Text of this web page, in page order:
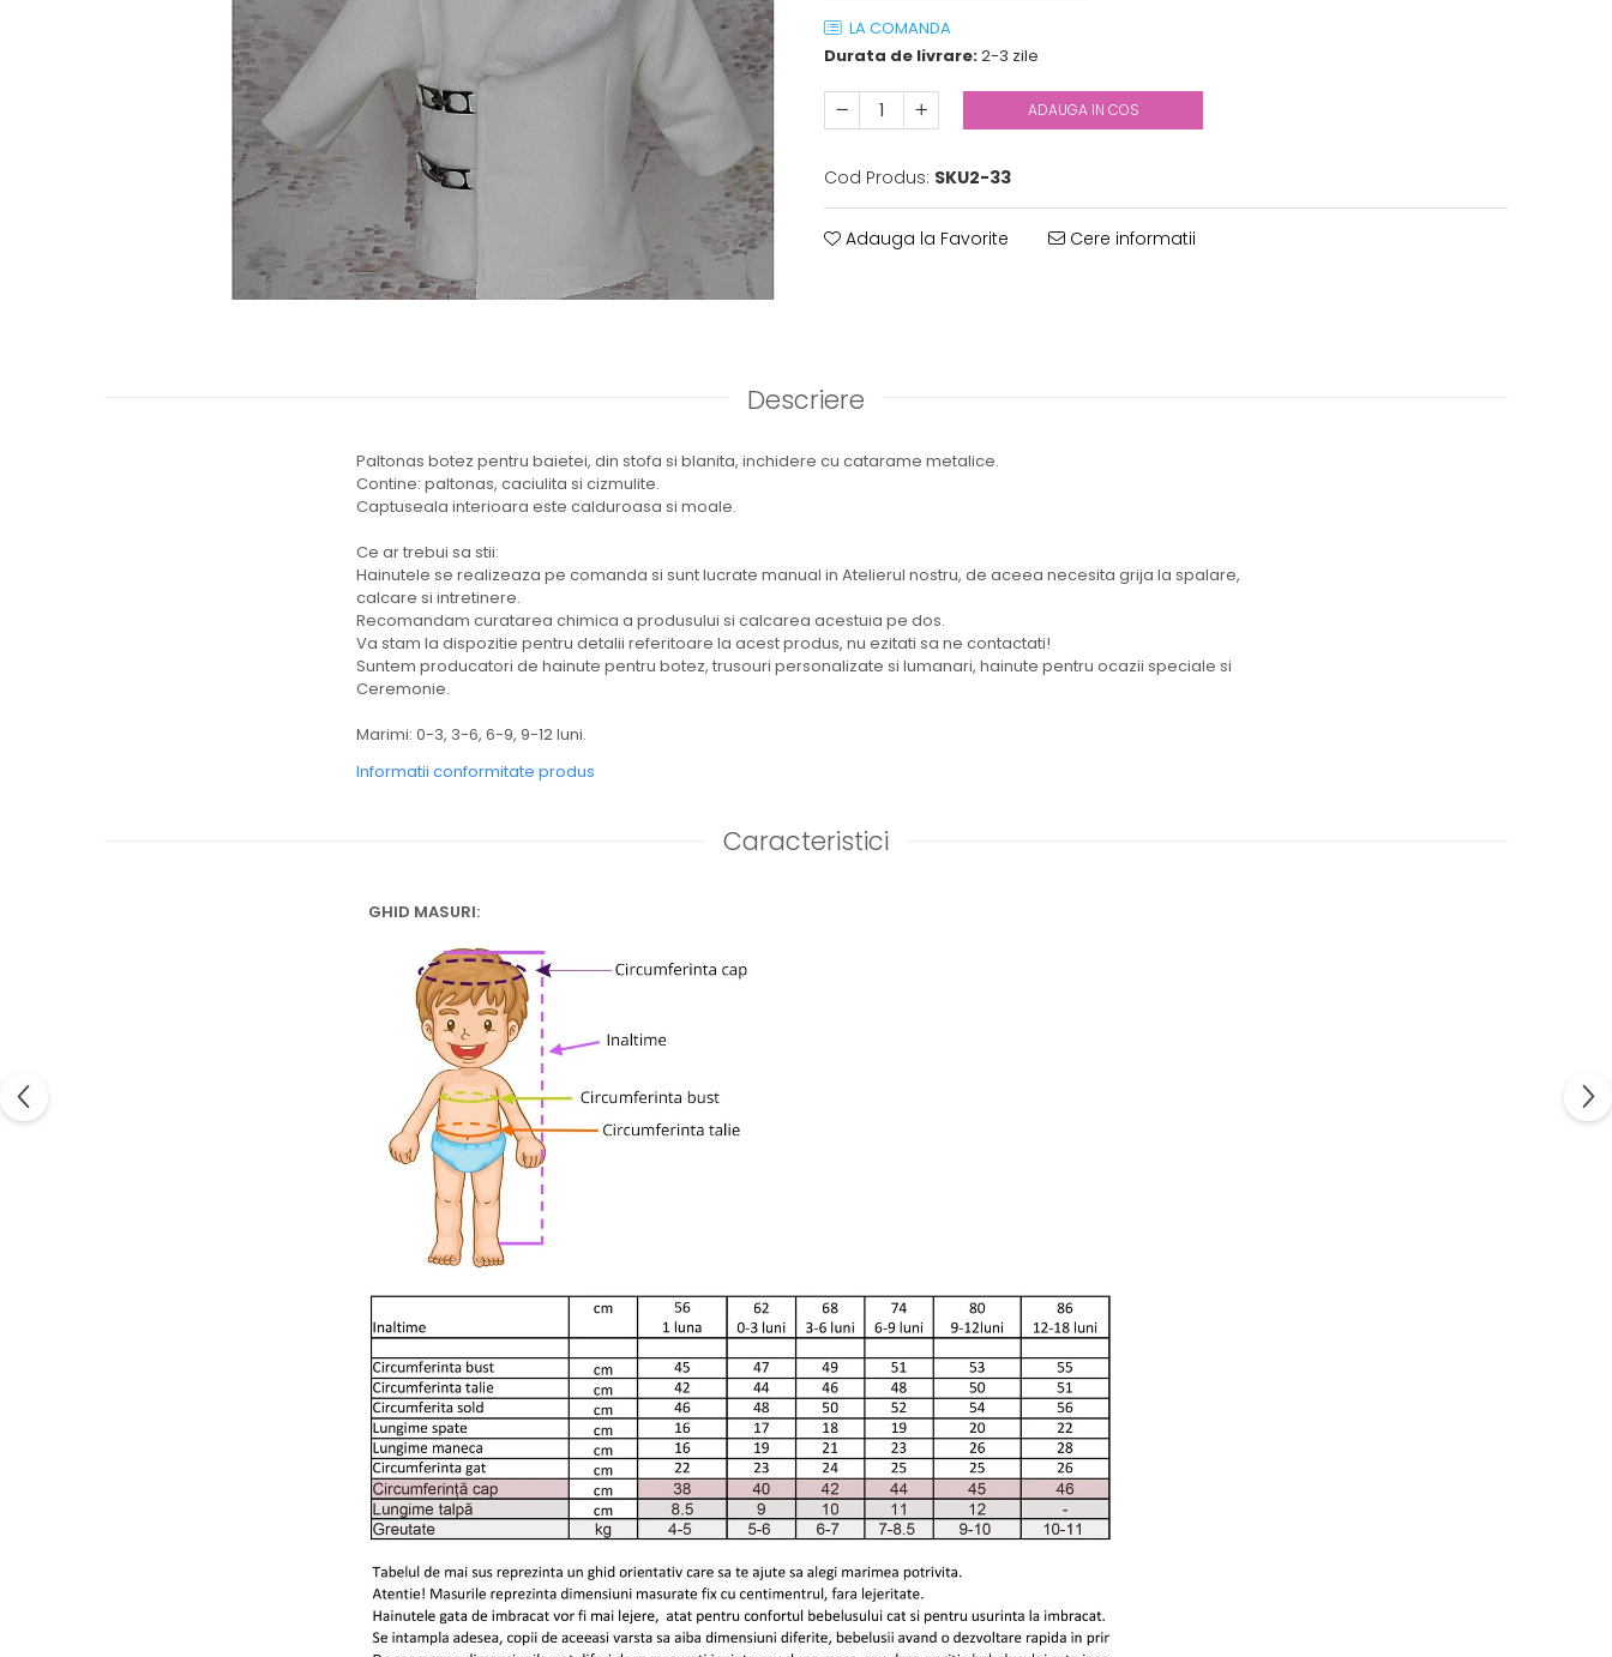
LA COMANDA
Durata de livrare:2-3 zile
ADAUGA IN COS
Cod Produs: SKU2-33
Adauga la Favorite Cere informatii
Descriere
Paltonas botez pentru baietei, din stofa si blanita, inchidere cu catarame metalice.
Contine: paltonas, caciulita si cizmulite.
Captuseala interioara este calduroasa si moale.
Ce ar trebui sa stii:
Hainutele se realizeaza pe comanda si sunt lucrate manual in Atelierul nostru, de aceea necesita grija la spalare,
calcare si intretinere.
Recomandam curatarea chimica a produsului si calcarea acestuia pe dos.
Va stam la dispozitie pentru detalii referitoare la acest produs, nu ezitati sa ne contactati!
Suntem producatori de hainute pentru botez, trusouri personalizate si lumanari, hainute pentru ocazii speciale si
Ceremonie.
Marimi: 0-3, 3-6, 6-9, 9-12 luni.
Informatii conformitate produs
Caracteristici
GHID MASURI: